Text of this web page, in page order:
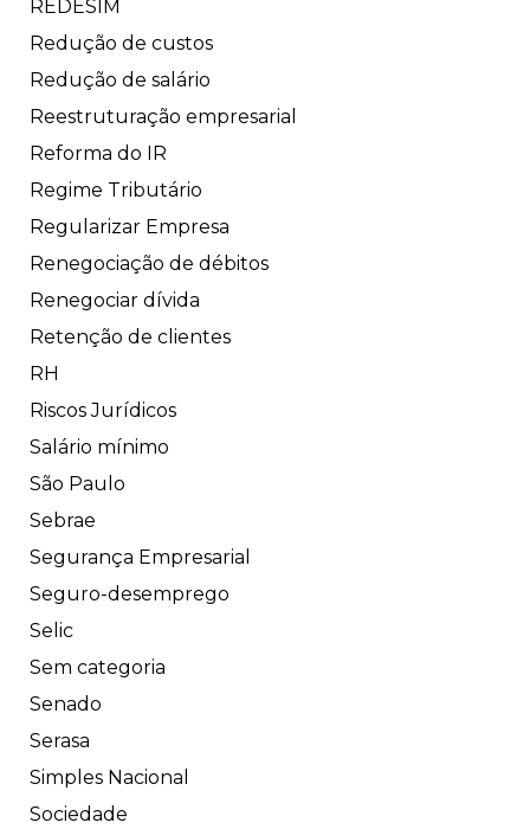
REDESIM
Redução de custos
Redução de salário
Reestruturação empresarial
Reforma do IR
Regime Tributário
Regularizar Empresa
Renegociação de débitos
Renegociar dívida
Retenção de clientes
RH
Riscos Jurídicos
Salário mínimo
São Paulo
Sebrae
Segurança Empresarial
Seguro-desemprego
Selic
Sem categoria
Senado
Serasa
Simples Nacional
Sociedade